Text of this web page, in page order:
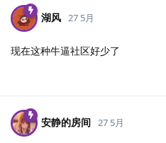
湖风 27 5月
现在这种牛逼社区好少了
安静的房间 27 5月